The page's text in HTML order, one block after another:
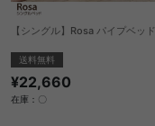
【シングル】Rosa パイプベッド
送料無料
¥22,660
在庫：〇